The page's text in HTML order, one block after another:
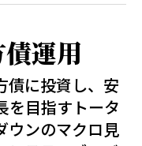
運用
債に投資し、安
を目指すトータ
ウンのマクロ見